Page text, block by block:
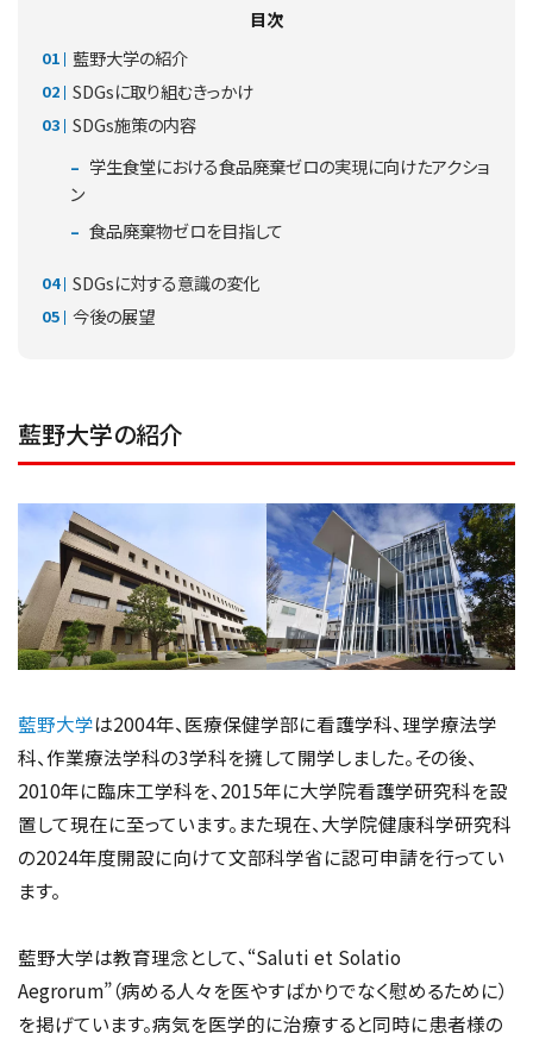
目次
藍野大学の紹介
SDGsに取り組むきっかけ
SDGs施策の内容
学生食堂における食品廃棄ゼロの実現に向けたアクショ
ン
食品廃棄物ゼロを目指して
SDGsに対する意識の変化
今後の展望
藍野大学の紹介
藍野大学は2004年、医療保健学部に看護学科、理学療法学
科、作業療法学科の3学科を擁して開学しました。その後、
2010年に臨床工学科を、2015年に大学院看護学研究科を設
置して現在に至っています。また現在、大学院健康科学研究科
の2024年度開設に向けて文部科学省に認可申請を行ってい
ます。
藍野大学は教育理念として、“Saluti et Solatio
Aegrorum”（病める人々を医やすばかりでなく慰めるために）
を掲げています。病気を医学的に治療すると同時に患者様の